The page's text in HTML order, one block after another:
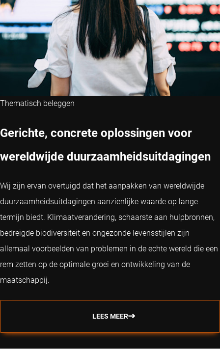
Thematisch beleggen
Gerichte, concrete oplossingen voor
wereldwijde duurzaamheidsuitdagingen
Wij zijn ervan overtuigd dat het aanpakken van wereldwijde
duurzaamheidsuitdagingen aanzienlijke waarde op lange
termijn biedt. Klimaatverandering, schaarste aan hulpbronnen,
bedreigde biodiversiteit en ongezonde levensstijlen zijn
allemaal voorbeelden van problemen in de echte wereld die een
rem zetten op de optimale groei en ontwikkeling van de
maatschappij.
LEES MEER